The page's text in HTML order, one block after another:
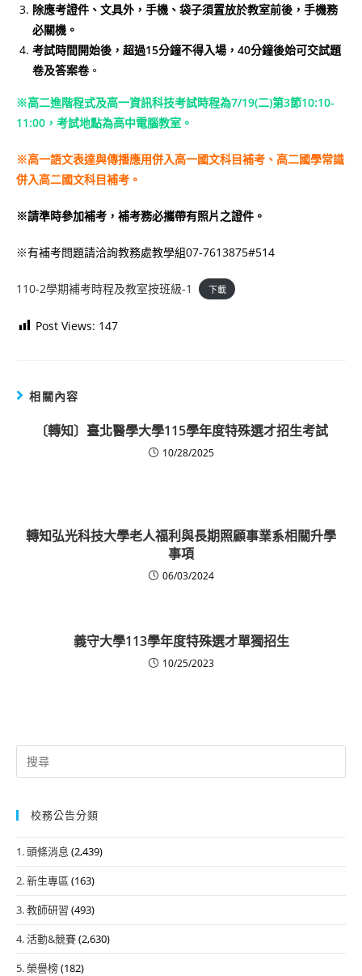
除應考證件、文具外，手機、袋子須置放於教室前後，手機務
必關機。
考試時間開始後，超過15分鐘不得入場，40分鐘後始可交試題
卷及答案卷。
※高二進階程式及高一資訊科技考試時程為7/19(二)第3節10:10-
11:00，考試地點為高中電腦教室。
※高一語文表達與傳播應用併入高一國文科目補考、高二國學常識
併入高二國文科目補考。
※請準時參加補考，補考務必攜帶有照片之證件。
※有補考問題請洽詢教務處教學組07-7613875#514
110-2學期補考時程及教室按班級-1 下載
Post Views: 147
相關內容
〔轉知〕臺北醫學大學115學年度特殊選才招生考試
10/28/2025
轉知弘光科技大學老人福利與長期照顧事業系相關升學
事項
06/03/2024
義守大學113學年度特殊選才單獨招生
10/25/2023
Search
for:
校務公告分類
1. 頭條消息 (2,439)
2. 新生專區 (163)
3. 教師研習 (493)
4. 活動&競賽(2,630)
5. 榮譽榜(182)